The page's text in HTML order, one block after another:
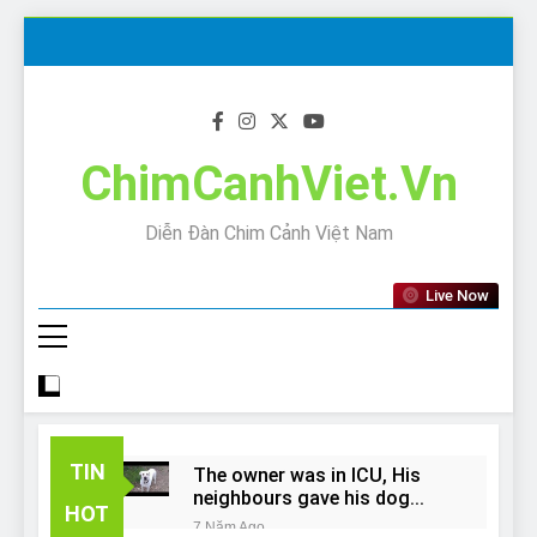
ChimCanhViet.Vn
Diễn Đàn Chim Cảnh Việt Nam
Live Now
TIN
HOT
The owner was in ICU, His
neighbours gave his dog
away!
7 Năm Ago